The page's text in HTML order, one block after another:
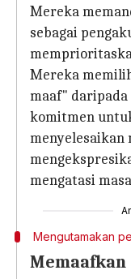
Mereka
sebagai
Mereka
maaf" daripada
komitmen
menyelesaikan
mengatasi
Mengutamakan